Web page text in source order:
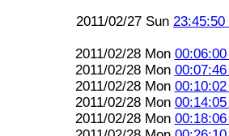
2011/02/27 Sun 23:45:50
2011/02/28 Mon 00:06:00
2011/02/28 Mon 00:07:46
2011/02/28 Mon 00:10:02
2011/02/28 Mon 00:14:05
2011/02/28 Mon 00:18:06